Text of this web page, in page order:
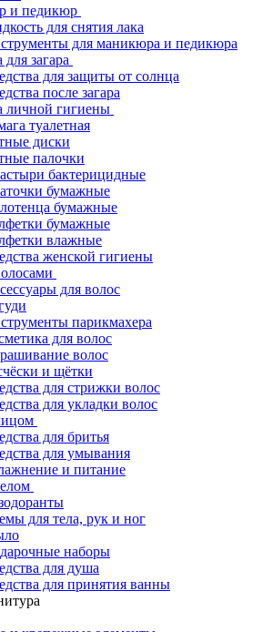
и педикюр
для снятия лака
для маникюра и педикюра
загара
для защиты от солнца
после загара
личной гигиены
туалетная
диски
палочки
бактерицидные
бумажные
бумажные
бумажные
влажные
женской гигиены
для волос
парикмахера
для волос
волос
и щётки
для стрижки волос
для укладки волос
для бритья
для умывания
и питание
для тела, рук и ног
наборы
для душа
для принятия ванны